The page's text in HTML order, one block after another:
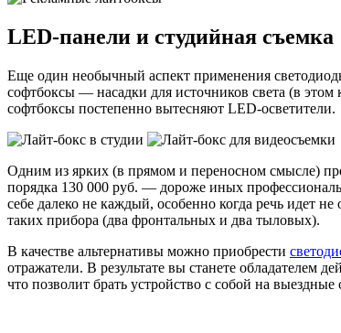
LED-панели и студийная съемка
Еще один необычный аспект применения
софтбоксы — насадки для источников света (в этом
софтбоксы постепенно вытесняют LED-осветители.
Одним из ярких (в прямом и переносном смысле)
порядка 130 000 руб. — дороже иных
себе далеко не каждый, особенно когда речь идет
таких прибора (два фронтальных и два тыловых).
В качестве альтернативы можно приобрести
отражатели. В результате вы станете обладателем
что позволит брать устройство с собой на выездные